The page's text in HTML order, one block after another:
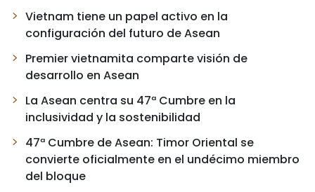
Vietnam tiene un papel activo en la
configuración del futuro de Asean
Premier vietnamita comparte visión de
desarrollo en Asean
La Asean centra su 47ª Cumbre en la
inclusividad y la sostenibilidad
47ª Cumbre de Asean: Timor Oriental se
convierte oficialmente en el undécimo miembro
del bloque